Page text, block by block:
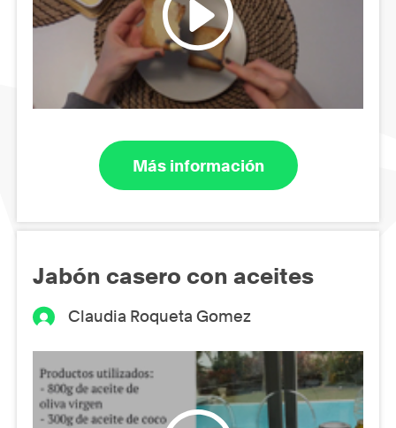
Más información
Jabón casero con aceites
Claudia Roqueta Gomez